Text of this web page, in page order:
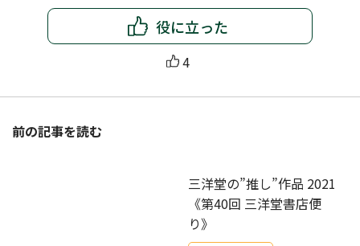
役に立った
4
前の記事を読む
三洋堂の”推し”作品 2021
《第40回 三洋堂書店便
り》